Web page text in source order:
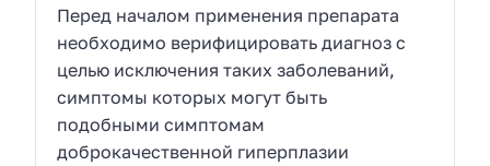
Перед началом применения препарата
необходимо верифицировать диагноз с
целью исключения таких заболеваний,
симптомы которых могут быть
подобными симптомам
доброкачественной гиперплазии